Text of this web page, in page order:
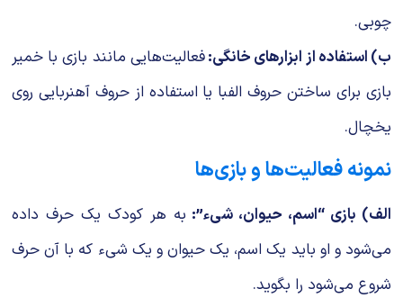
چوبی.
ب) استفاده از ابزارهای خانگی:فعالیت‌هایی مانند بازی با خمیر
بازی برای ساختن حروف الفبا یا استفاده از حروف آهنربایی روی
یخچال.
نمونه فعالیت‌ها و بازی‌ها
الف) بازی “اسم، حیوان، شیء”: به هر کودک یک حرف داده
می‌شود و او باید یک اسم، یک حیوان و یک شیء که با آن حرف
شروع می‌شود را بگوید.